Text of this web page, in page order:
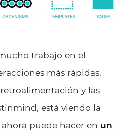
trabajo en el
más rápidas,
y las
está viendo la
puede hacer en un